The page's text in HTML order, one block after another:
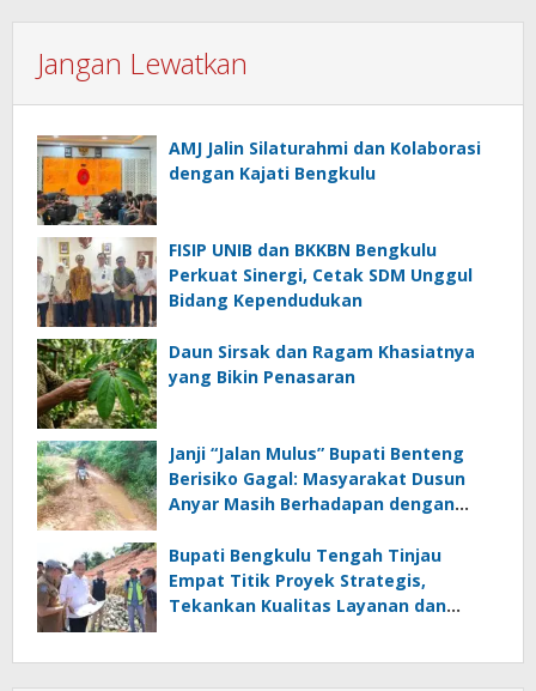
Jangan Lewatkan
AMJ Jalin Silaturahmi dan Kolaborasi
dengan Kajati Bengkulu
FISIP UNIB dan BKKBN Bengkulu
Perkuat Sinergi, Cetak SDM Unggul
Bidang Kependudukan
Daun Sirsak dan Ragam Khasiatnya
yang Bikin Penasaran
Janji “Jalan Mulus” Bupati Benteng
Berisiko Gagal: Masyarakat Dusun
Anyar Masih Berhadapan dengan
Bupati Bengkulu Tengah Tinjau
Empat Titik Proyek Strategis,
Tekankan Kualitas Layanan dan